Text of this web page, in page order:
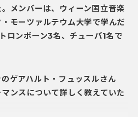
メンバーは、
ウィーン国立音楽
モーツァルテウム大学で学んだ
ロンボーン3名、チューバ1名で
ゲアハルト・フュッスルさん
ンスについて詳しく教えていた